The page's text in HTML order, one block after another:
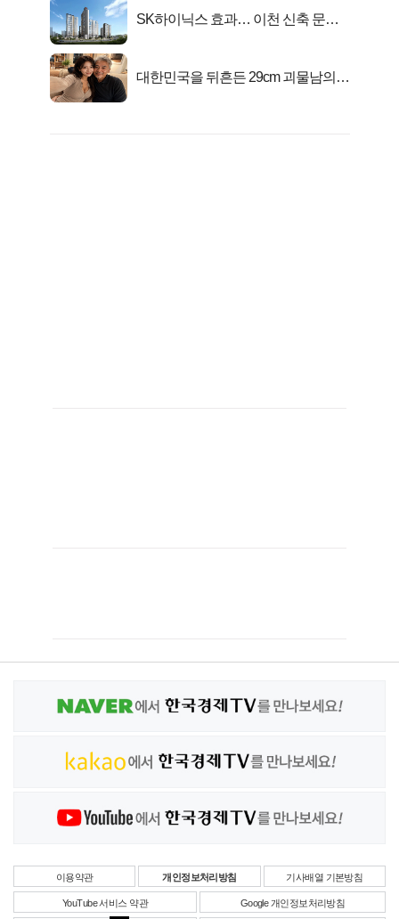
SK하이닉스 효과… 이천 신축 문의
대한민국을 뒤흔든 29cm 괴물남의
이용약관 개인정보처리방침 기사배열 기본방침
YouTube 서비스 약관 Google 개인정보처리방침